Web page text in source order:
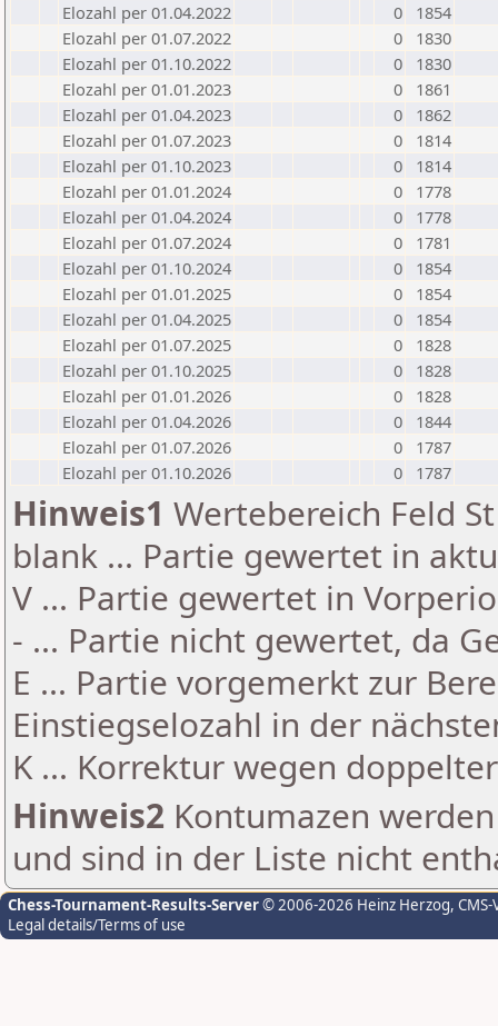
Elozahl per 01.04.2022
0
1854
Elozahl per 01.07.2022
0
1830
Elozahl per 01.10.2022
0
1830
Elozahl per 01.01.2023
0
1861
Elozahl per 01.04.2023
0
1862
Elozahl per 01.07.2023
0
1814
Elozahl per 01.10.2023
0
1814
Elozahl per 01.01.2024
0
1778
Elozahl per 01.04.2024
0
1778
Elozahl per 01.07.2024
0
1781
Elozahl per 01.10.2024
0
1854
Elozahl per 01.01.2025
0
1854
Elozahl per 01.04.2025
0
1854
Elozahl per 01.07.2025
0
1828
Elozahl per 01.10.2025
0
1828
Elozahl per 01.01.2026
0
1828
Elozahl per 01.04.2026
0
1844
Elozahl per 01.07.2026
0
1787
Elozahl per 01.10.2026
0 1787
Hinweis1 Wertebereich Feld
blank ... Partie gewertet in
V ... Partie gewertet in
- ... Partie nicht gewertet, da
E ... Partie vorgemerkt zur
Einstiegselozahl in der
K ... Korrektur wegen
Hinweis2 Kontumazen
und sind in der Liste nicht
Chess-Tournament-Results-Server© 2006-2026 Heinz Herzog,
Legal details/Terms of use